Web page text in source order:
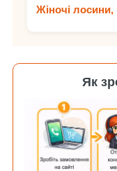
Жіночі лосини,
Як